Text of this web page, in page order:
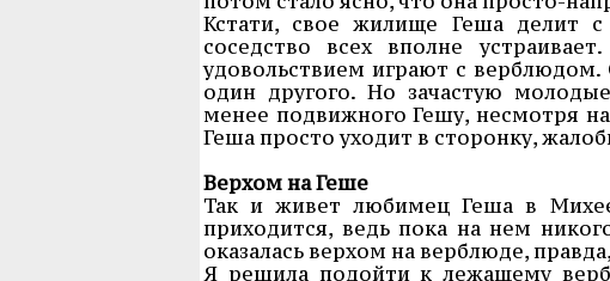
Кстати, свое жилище Геша делит
соседство всех вполне
удовольствием играют с верблюдом.
один другого. Но зачастую
менее подвижного Гешу, несмотря
Геша просто уходит в сторонку,
Верхом на Геше
Так и живет любимец Геша в
приходится, ведь пока на нем
оказалась верхом на верблюде,
Я решила подойти к лежащему